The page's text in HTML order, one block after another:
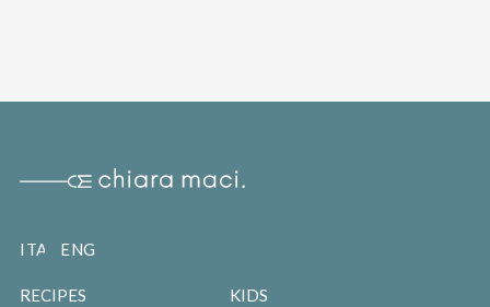
ITALIANOENGLISH
RECIPES KIDS